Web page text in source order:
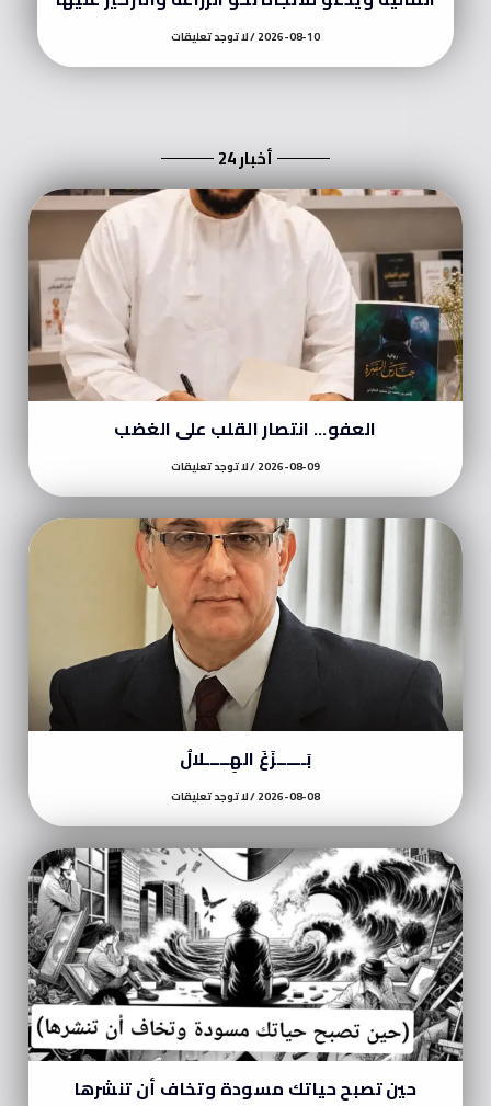
2026-08-10 لا توجد تعليقات
أخبار 24
العفو… انتصار القلب على الغضب
2026-08-09 لا توجد تعليقات
بَــــــزَغَ الهِـــــلالُ
2026-08-08 لا توجد تعليقات
حين تصبح حياتك مسودة وتخاف أن تنشرها